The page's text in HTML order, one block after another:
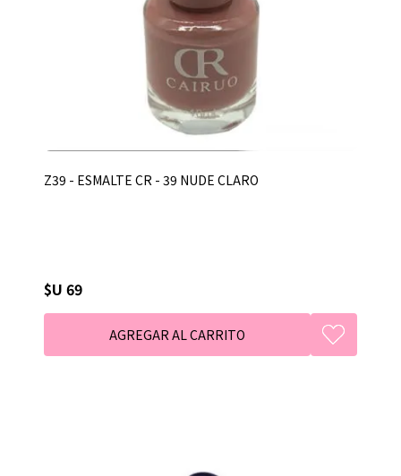
Z39 - ESMALTE CR - 39 NUDE CLARO
$U 69